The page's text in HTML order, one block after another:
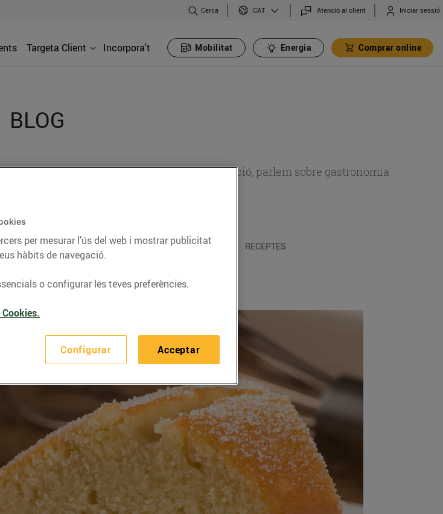
Cerca CAT Atenció al client Iniciar sessió
Targeta Client Incorpora't Mobilitat Energia Comprar online
BLOG
informació d’actualitat sobre alimentació, parlem sobre gastronomia
SALUDABLES ENERGIA GASTRONOMIA I TRADICIONS RECEPTES
per mesurar l’ús del web i mostrar publicitat
hàbits de navegació.
o configurar les teves preferències.
Configurar Acceptar